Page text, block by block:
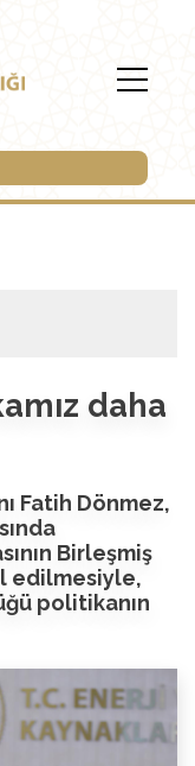
daha
Fatih Dönmez,
Birleşmiş
edilmesiyle,
politikanın